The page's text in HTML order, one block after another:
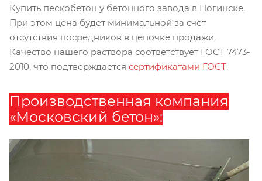
Купить пескобетон у бетонного завода в Ногинске.
При этом цена будет минимальной за счет
отсутствия посредников в цепочке продажи.
Качество нашего раствора соответствует ГОСТ 7473-
2010, что подтверждается сертификатами ГОСТ.
Производственная компания
«Московский бетон»: